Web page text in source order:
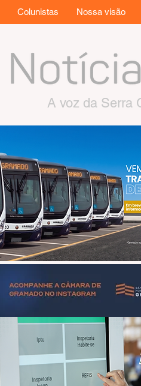
Colunistas Nossa visão
A voz da Serra